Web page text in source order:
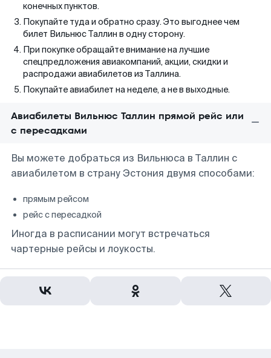
конечных пунктов.
Покупайте туда и обратно сразу. Это выгоднее чем
билет Вильнюс Таллин в одну сторону.
При покупке обращайте внимание на лучшие
спецпредложения авиакомпаний, акции, скидки и
распродажи авиабилетов из Таллина.
Покупайте авиабилет на неделе, а не в выходные.
Авиабилеты Вильнюс Таллин прямой рейс или
с пересадками
Вы можете добраться из Вильнюса в Таллин с
авиабилетом в страну Эстония двумя способами:
прямым рейсом
рейс с пересадкой
Иногда в расписании могут встречаться
чартерные рейсы и лоукосты.